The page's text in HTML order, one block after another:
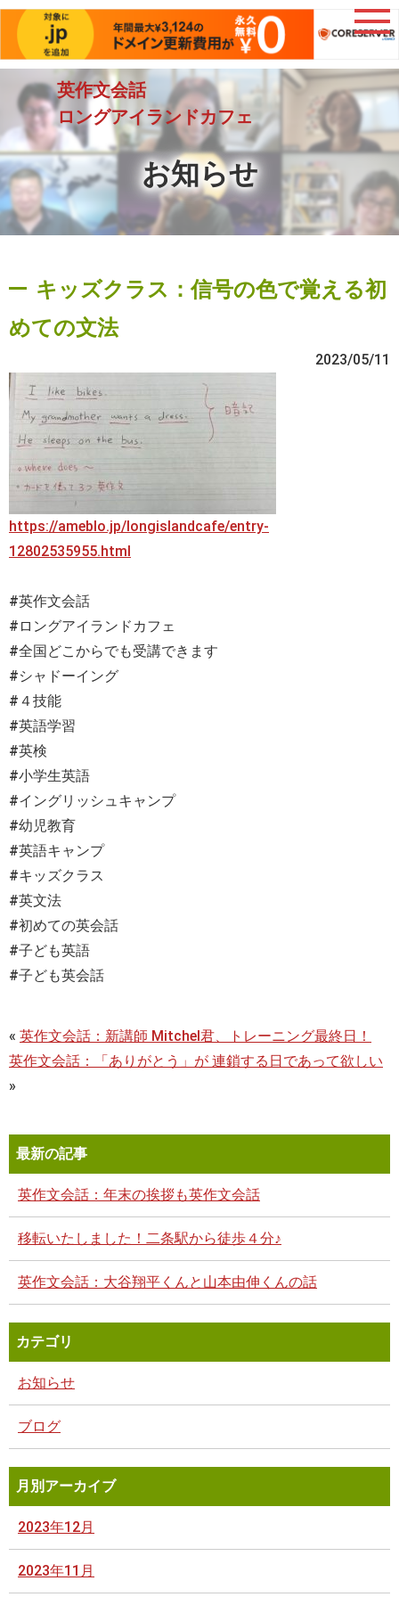
英作文会話
ロングアイランドカフェ
お知らせ
キッズクラス：信号の色で覚える初
めての文法
2023/05/11
https://ameblo.jp/longislandcafe/entry-
12802535955.html
#英作文会話
#ロングアイランドカフェ
#全国どこからでも受講できます
#シャドーイング
#４技能
#英語学習
#英検
#小学生英語
#イングリッシュキャンプ
#幼児教育
#英語キャンプ
#キッズクラス
#英文法
#初めての英会話
#子ども英語
#子ども英会話
« 英作文会話：新講師 Mitchel君、トレーニング最終日！
英作文会話：「ありがとう」が 連鎖する日であって欲しい
»
最新の記事
英作文会話：年末の挨拶も英作文会話
移転いたしました！二条駅から徒歩４分♪
英作文会話：大谷翔平くんと山本由伸くんの話
カテゴリ
お知らせ
ブログ
月別アーカイブ
2023年12月
2023年11月